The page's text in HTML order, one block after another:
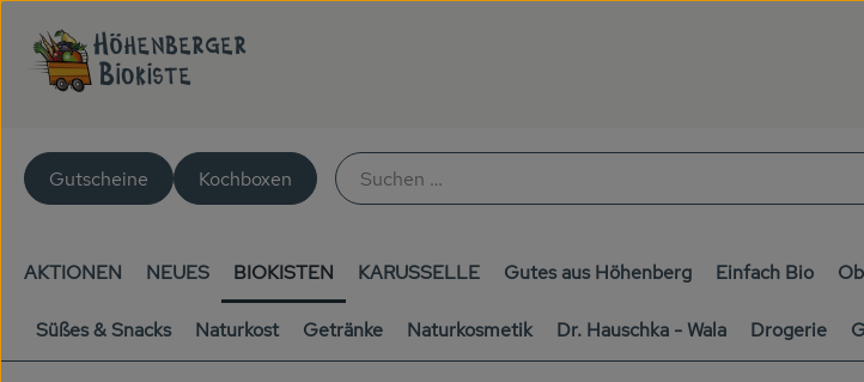
Gutscheine Kochboxen
AKTIONEN NEUES BIOKISTEN KARUSSELLE Gutes aus Höhenberg Einfach Bio
Süßes & Snacks Naturkost Getränke Naturkosmetik Dr. Hauschka - Wala Drogerie